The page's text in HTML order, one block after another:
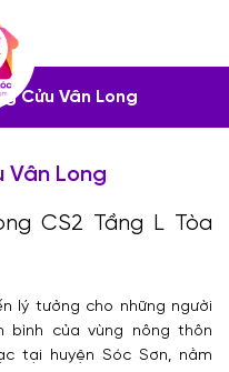
Cửu Vân Long
Vân Long
CS2 Tầng L Tòa
lý tưởng cho những người
bình của vùng nông thôn
tại huyện Sóc Sơn, nằm